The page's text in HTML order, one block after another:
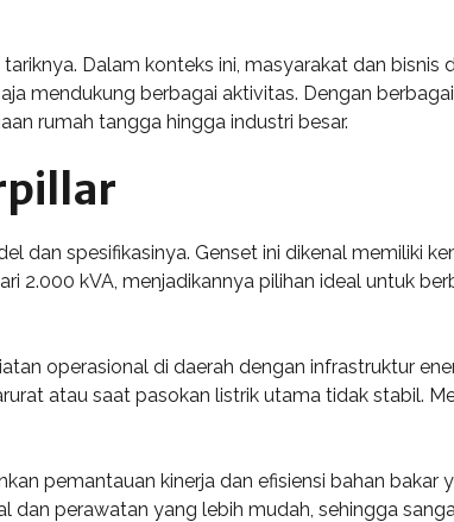
Dalam konteks ini, masyarakat dan bisnis
mendukung berbagai aktivitas. Dengan
rumah tangga hingga industri besar.
dan spesifikasinya. Genset ini dikenal memiliki
2.000 kVA, menjadikannya pilihan ideal untuk
operasional di daerah dengan infrastruktur
atau saat pasokan listrik utama tidak stabil.
pemantauan kinerja dan efisiensi bahan bakar
perawatan yang lebih mudah, sehingga